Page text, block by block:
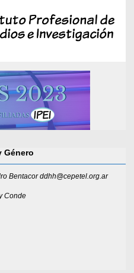
Género
Bentacor ddhh@cepetel.org.ar
Conde